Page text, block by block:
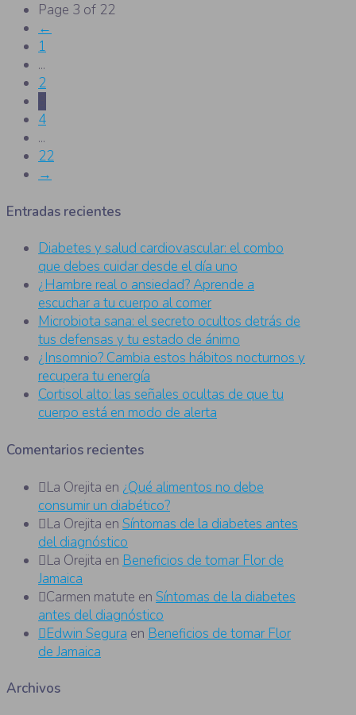
Page 3 of 22
←
1
...
2
4
...
22
→
Entradas recientes
Diabetes y salud cardiovascular: el combo
que debes cuidar desde el día uno
¿Hambre real o ansiedad? Aprende a
escuchar a tu cuerpo al comer
Microbiota sana: el secreto ocultos detrás de
tus defensas y tu estado de ánimo
¿Insomnio? Cambia estos hábitos nocturnos y
recupera tu energía
Cortisol alto: las señales ocultas de que tu
cuerpo está en modo de alerta
Comentarios recientes
La Orejita en ¿Qué alimentos no debe
consumir un diabético?
La Orejita en Síntomas de la diabetes antes
del diagnóstico
La Orejita en Beneficios de tomar Flor de
Jamaica
Carmen matute en Síntomas de la diabetes
antes del diagnóstico
Edwin Segura en Beneficios de tomar Flor
de Jamaica
Archivos